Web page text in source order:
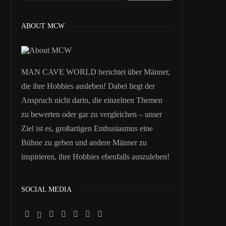
ABOUT MCW
MAN CAVE WORLD berichtet über Männer,
die ihre Hobbies ausleben! Dabei liegt der
Anspruch nicht darin, die einzelnen Themen
zu bewerten oder gar zu vergleichen – unser
Ziel ist es, großartigen Enthusiasmus eine
Bühne zu geben und andere Männer zu
inspirieren, ihre Hobbies ebenfalls auszuleben!
SOCIAL MEDIA